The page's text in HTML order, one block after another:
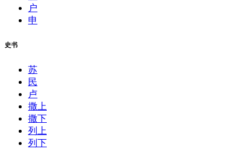
户
申
史书
苏
民
卢
撒上
撒下
列上
列下